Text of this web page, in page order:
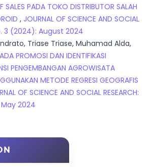
SALES PADA TOKO DISTRIBUTOR SALAH
, JOURNAL OF SCIENCE AND SOCIAL
3 (2024): August 2024
Triase Triase, Muhamad Alda,
PROMOSI DAN IDENTIFIKASI
PENGEMBANGAN AGROWISATA
METODE REGRESI GEOGRAFIS
OF SCIENCE AND SOCIAL RESEARCH:
2024